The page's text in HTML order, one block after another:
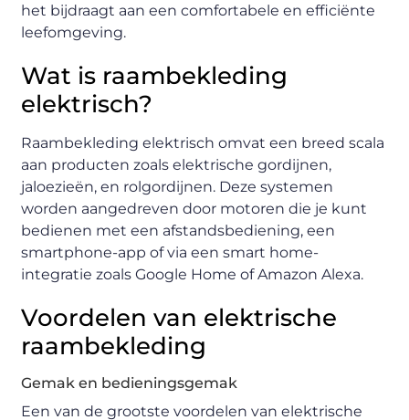
het bijdraagt aan een comfortabele en efficiënte
leefomgeving.
Wat is raambekleding
elektrisch?
Raambekleding elektrisch omvat een breed scala
aan producten zoals elektrische gordijnen,
jaloezieën, en rolgordijnen. Deze systemen
worden aangedreven door motoren die je kunt
bedienen met een afstandsbediening, een
smartphone-app of via een smart home-
integratie zoals Google Home of Amazon Alexa.
Voordelen van elektrische
raambekleding
Gemak en bedieningsgemak
Een van de grootste voordelen van elektrische